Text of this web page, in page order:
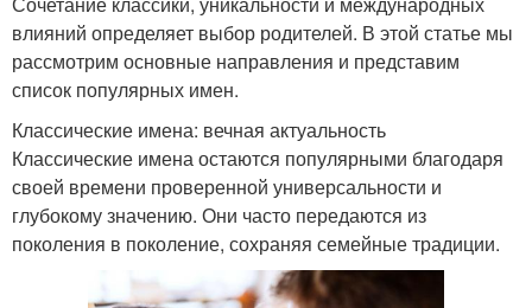
влияний определяет выбор родителей. В этой статье мы
рассмотрим основные направления и представим
список популярных имен.
Классические имена: вечная актуальность
Классические имена остаются популярными благодаря
своей времени проверенной универсальности и
глубокому значению. Они часто передаются из
поколения в поколение, сохраняя семейные традиции.